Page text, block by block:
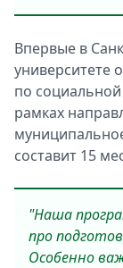
Впервые в
университете
по социальной
рамках
составит 15
"Наша
про
Особенно